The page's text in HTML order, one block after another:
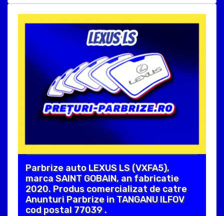
Parbrize auto LEXUS LS (VXFA5),
marca SAINT GOBAIN, an fabricatie
2020. Produs comercializat de catre
Anunturi Parbrize in TANGANU ILFOV
cod postal 77039 .